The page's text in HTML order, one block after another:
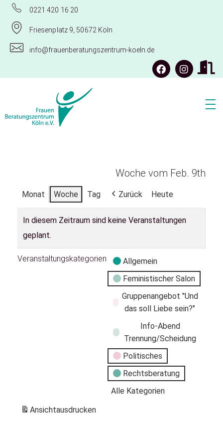
0221 420 16 20
Friesenplatz 9, 50672 Köln
info@frauenberatungszentrum-koeln.de
Woche vom Feb. 9th
Monat Woche Tag Zurück Heute
In diesem Zeitraum sind keine Veranstaltungen
geplant.
Veranstaltungskategorien
Allgemein
Feministischer Salon
Gruppenangebot "Und
das soll Liebe sein?"
Info-Abend
Trennung/Scheidung
Politisches
Rechtsberatung
Alle Kategorien
Ansichtausdrucken